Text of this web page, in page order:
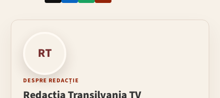
RT
DESPRE REDACȚIE